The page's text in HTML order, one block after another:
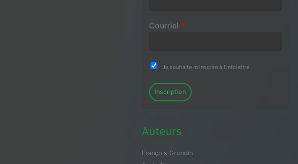
Courriel *
Je souhaite m'inscrire à l'infolettre
Inscription
Auteurs
François Grondin